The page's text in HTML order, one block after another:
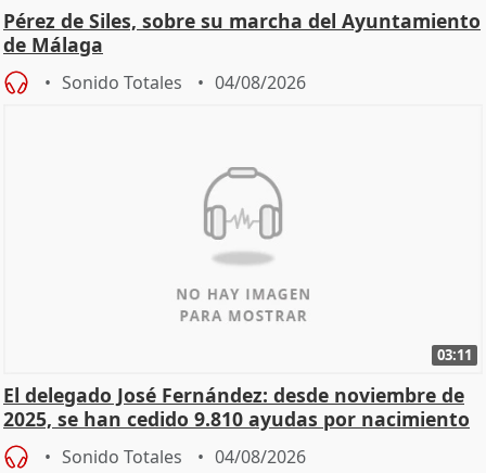
Pérez de Siles, sobre su marcha del Ayuntamiento
de Málaga
Sonido Totales 04/08/2026
03:11
El delegado José Fernández: desde noviembre de
2025, se han cedido 9.810 ayudas por nacimiento
Sonido Totales 04/08/2026